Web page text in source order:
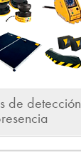
de detección